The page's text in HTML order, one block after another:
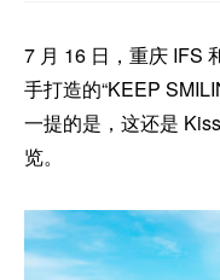
7 月 16 日，重庆 IFS
手打造的“KEEP
一提的是，这还是
览。